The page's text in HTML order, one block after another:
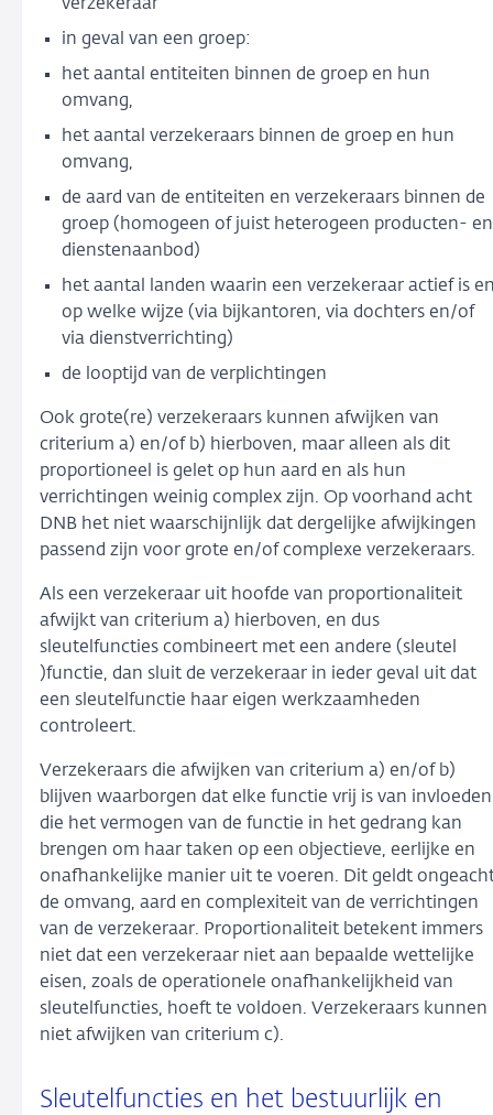
verzekeraar
in geval van een groep:
het aantal entiteiten binnen de groep en hun
omvang,
het aantal verzekeraars binnen de groep en hun
omvang,
de aard van de entiteiten en verzekeraars binnen de
groep (homogeen of juist heterogeen producten- en
dienstenaanbod)
het aantal landen waarin een verzekeraar actief is
op welke wijze (via bijkantoren, via dochters en/of
via dienstverrichting)
de looptijd van de verplichtingen
Ook grote(re) verzekeraars kunnen afwijken van
criterium a) en/of b) hierboven, maar alleen als dit
proportioneel is gelet op hun aard en als hun
verrichtingen weinig complex zijn. Op voorhand acht
DNB het niet waarschijnlijk dat dergelijke afwijkingen
passend zijn voor grote en/of complexe verzekeraars.
Als een verzekeraar uit hoofde van proportionaliteit
afwijkt van criterium a) hierboven, en dus
sleutelfuncties combineert met een andere (sleutel
)functie, dan sluit de verzekeraar in ieder geval uit dat
een sleutelfunctie haar eigen werkzaamheden
controleert.
Verzekeraars die afwijken van criterium a) en/of b)
blijven waarborgen dat elke functie vrij is van invloeden
die het vermogen van de functie in het gedrang kan
brengen om haar taken op een objectieve, eerlijke en
onafhankelijke manier uit te voeren. Dit geldt
de omvang, aard en complexiteit van de verrichtingen
van de verzekeraar. Proportionaliteit betekent immers
niet dat een verzekeraar niet aan bepaalde wettelijke
eisen, zoals de operationele onafhankelijkheid van
sleutelfuncties, hoeft te voldoen. Verzekeraars kunnen
niet afwijken van criterium c).
Sleutelfuncties en het bestuurlijk en